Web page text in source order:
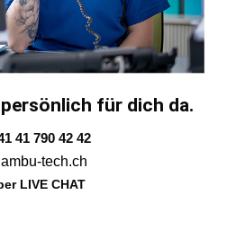
für dich da.
41 790 42 42
tech.ch
LIVE CHAT